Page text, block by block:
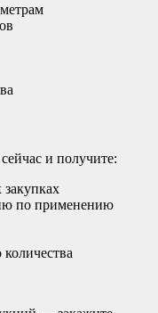
и получите:
по применению